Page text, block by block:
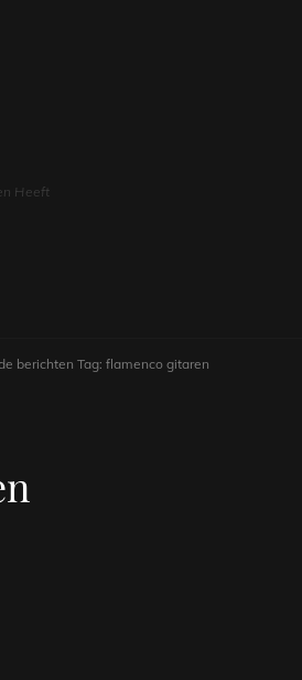
Heeft
berichten Tag: flamenco gitaren